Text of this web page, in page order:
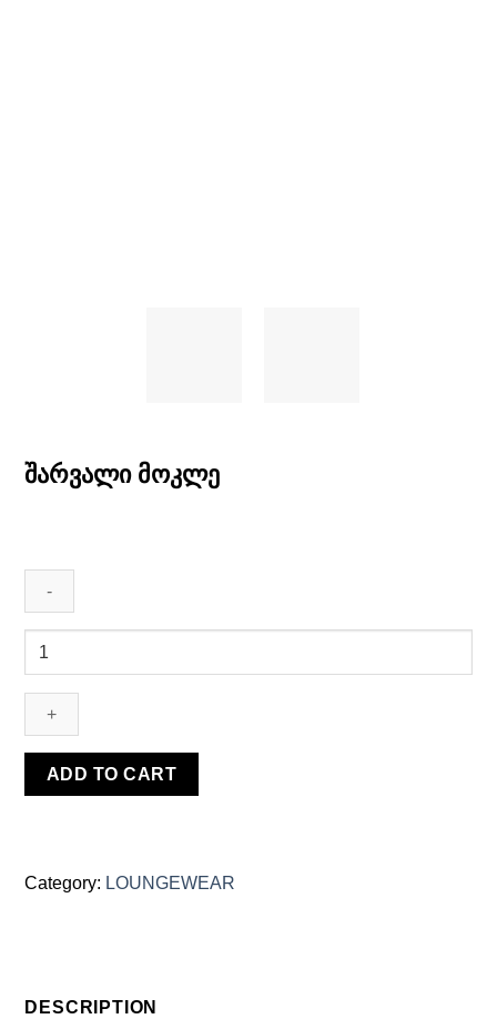
შარვალი მოკლე
შარვალი
quantity
ADD TO CART
Category: LOUNGEWEAR
DESCRIPTION